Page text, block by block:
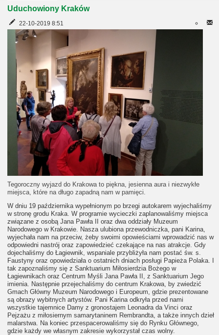
Uduchowiony Kraków
22-10-2019 8:51
Tegoroczny wyjazd do Krakowa to piękna, jesienna aura i niezwykłe
miejsca, które na długo zapadną nam w pamięci.
W dniu 19 października wypełnionym po brzegi autokarem wyjechaliśmy
w stronę grodu Kraka. W programie wycieczki zaplanowaliśmy miejsca
związane z osobą Jana Pawła II oraz dwa oddziały Muzeum
Narodowego w Krakowie. Nasza ulubiona przewodniczka, pani Karina,
wyjechała nam na przeciw, żeby swoimi opowieściami wprowadzić nas w
odpowiedni nastrój oraz zapowiedzieć czekające na nas atrakcje. Gdy
dojechaliśmy do Łagiewnik, wspaniale przybliżyła nam postać św. s.
Faustyny oraz opowiedziała o ostatnich dniach posługi Papieża Polaka. I
tak zapoznaliśmy się z Sanktuarium Miłosierdzia Bożego w
Łagiewnikach oraz Centrum Myśli Jana Pawła II, z Sanktuarium Jego
imienia. Następnie przejechaliśmy do centrum Krakowa, by zwiedzić
Gmach Główny Muzeum Narodowego i Europeum, gdzie prezentowane
są obrazy wybitnych artystów. Pani Karina odkryła przed nami
wszystkie tajemnice Damy z gronostajem Leonadra da Vinci oraz
Pejzażu z miłosiernym samarytaninem Rembrandta, a także innych dzieł
malarstwa. Na koniec przespacerowaliśmy się do Rynku Głównego,
gdzie każdy we własnym zakresie wykorzystał czas wolny.